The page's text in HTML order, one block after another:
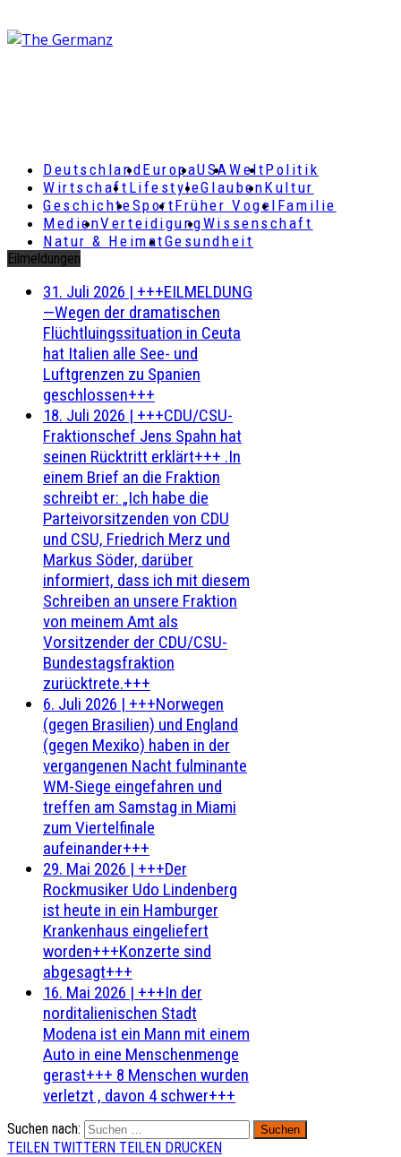
DeutschlandEuropaUSAWeltPolitik
Wirtschaft LifestyleGlaubenKultur
GeschichteSportFrüher Vogel Familie
MedienVerteidigungWissenschaft
Natur & HeimatGesundheit
Eilmeldungen
31. Juli 2026 | +++EILMELDUNG
—Wegen der dramatischen
Flüchtluingssituation in Ceuta
hat Italien alle See- und
Luftgrenzen zu Spanien
geschlossen+++
18. Juli 2026 | +++CDU/CSU-
Fraktionschef Jens Spahn hat
seinen Rücktritt erklärt+++ .In
einem Brief an die Fraktion
schreibt er: „Ich habe die
Parteivorsitzenden von CDU
und CSU, Friedrich Merz und
Markus Söder, darüber
informiert, dass ich mit diesem
Schreiben an unsere Fraktion
von meinem Amt als
Vorsitzender der CDU/CSU-
Bundestagsfraktion
zurücktrete.+++
6. Juli 2026 | +++Norwegen
(gegen Brasilien) und England
(gegen Mexiko) haben in der
vergangenen Nacht fulminante
WM-Siege eingefahren und
treffen am Samstag in Miami
zum Viertelfinale
aufeinander+++
29. Mai 2026 | +++Der
Rockmusiker Udo Lindenberg
ist heute in ein Hamburger
Krankenhaus eingeliefert
worden+++Konzerte sind
abgesagt+++
16. Mai 2026 | +++In der
norditalienischen Stadt
Modena ist ein Mann mit einem
Auto in eine Menschenmenge
gerast+++ 8 Menschen wurden
verletzt , davon 4 schwer+++
Suchen nach:
TEILEN TWITTERN TEILEN DRUCKEN